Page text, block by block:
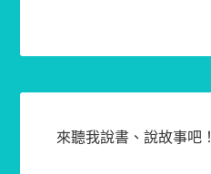
來聽我說書、說故事吧！